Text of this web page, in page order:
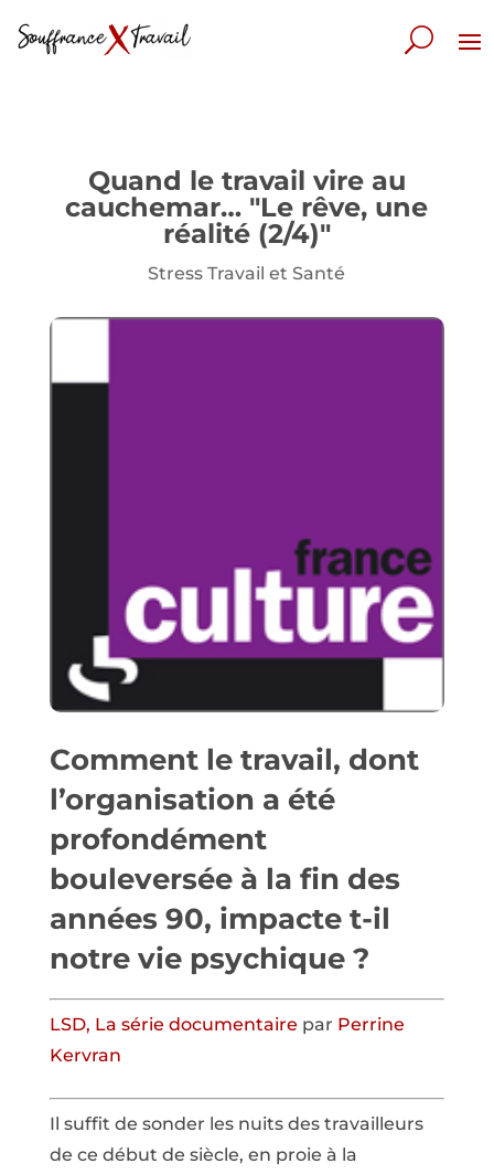
Quand le travail vire au
cauchemar… "Le rêve, une
réalité (2/4)"
Stress Travail et Santé
Comment le travail, dont
l’organisation a été
profondément
bouleversée à la fin des
années 90, impacte t-il
notre vie psychique ?
LSD, La série documentaire par Perrine
Kervran
Il suffit de sonder les nuits des travailleurs
de ce début de siècle, en proie à la